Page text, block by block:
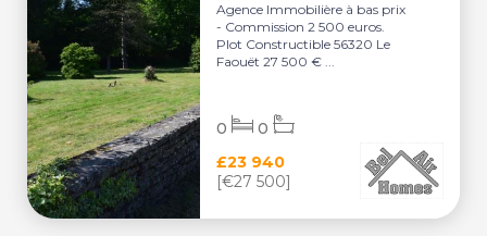
Agence Immobilière à bas prix
- Commission 2 500 euros.
Plot Constructible 56320 Le
Faouët 27 500 € ...
£23 940
[€27 500]
0 0